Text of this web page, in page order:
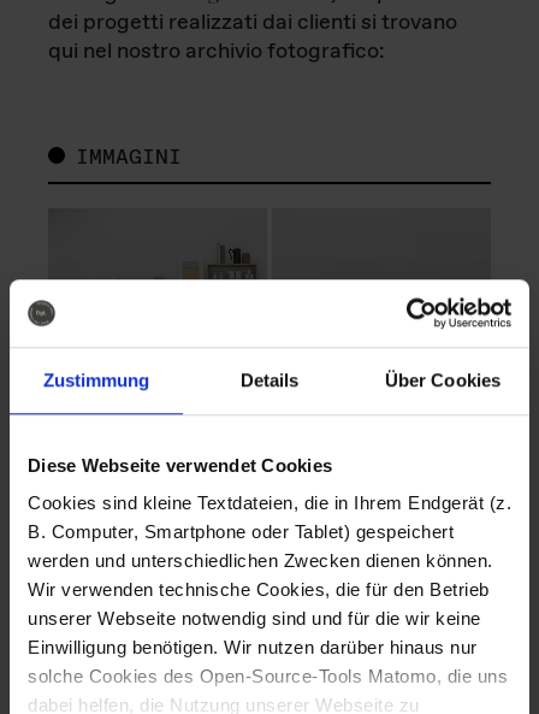
Zustimmung Details Über Cookies
Diese Webseite verwendet Cookies
Cookies sind kleine Textdateien, die in Ihrem Endgerät (z.
B. Computer, Smartphone oder Tablet) gespeichert
werden und unterschiedlichen Zwecken dienen können.
Wir verwenden technische Cookies, die für den Betrieb
unserer Webseite notwendig sind und für die wir keine
Einwilligung benötigen. Wir nutzen darüber hinaus nur
solche Cookies des Open-Source-Tools Matomo, die uns
dabei helfen, die Nutzung unserer Webseite zu
dei progetti realizzati dai clienti si trovano
qui nel nostro archivio fotografico:
IMMAGINI
Fotografo: Lorenz
Sternbach
Download
Fotografo: Lorenz
Sternbach
Download